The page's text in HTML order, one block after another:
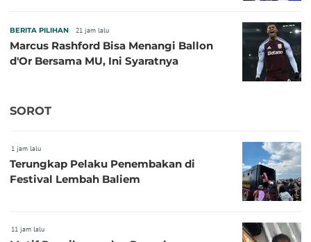
BERITA PILIHAN 21 jam lalu
Marcus Rashford Bisa Menangi Ballon
d'Or Bersama MU, Ini Syaratnya
SOROT
1 jam lalu
Terungkap Pelaku Penembakan di
Festival Lembah Baliem
11 jam lalu